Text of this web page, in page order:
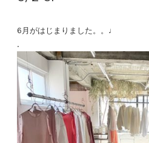
6月がはじまりました。。♩
.